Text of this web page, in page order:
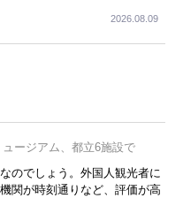
2026.08.09
ュージアム、都立6施設で
のでしょう。外国人観光者に
関が時刻通りなど、評価が高